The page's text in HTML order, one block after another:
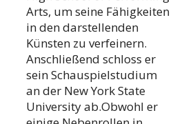
Arts, um seine Fähigkeiten
in den darstellenden
Künsten zu verfeinern.
Anschließend schloss er
sein Schauspielstudium
an der New York State
University ab.Obwohl er